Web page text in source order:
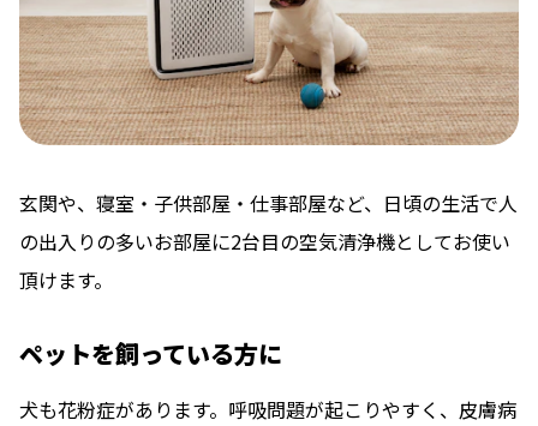
玄関や、寝室・子供部屋・仕事部屋など、日頃の生活で人
の出入りの多いお部屋に2台目の空気清浄機としてお使い
頂けます。
ペットを飼っている方に
犬も花粉症があります。呼吸問題が起こりやすく、皮膚病